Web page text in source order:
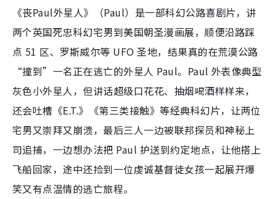
《丧Paul外星人》（Paul）是一部科幻公路喜剧片，讲
两个英国死忠科幻宅男到美国朝圣漫画展，顺便沿路踩
点 51 区、罗斯威尔等 UFO 圣地，结果真的在荒漠公路
“撞到”一名正在逃亡的外星人 Paul。Paul 外表像典型
灰色小外星人，但讲话超级口花花、抽烟喝酒样样来，
还会吐槽《E.T.》《第三类接触》等经典科幻片，让两位
宅男又崇拜又崩溃，最后三人一边被联邦探员和神秘上
司追捕，一边想办法把 Paul 护送到约定地点，让他搭上
飞船回家，途中还捡到一位虔诚基督徒女孩一起展开爆
笑又有点温情的逃亡旅程。